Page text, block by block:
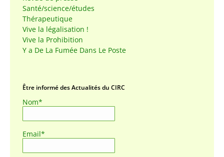
Santé/science/études
Thérapeutique
Vive la légalisation !
Vive la Prohibition
Y a De La Fumée Dans Le Poste
Être informé des Actualités du CIRC
Nom*
Email*